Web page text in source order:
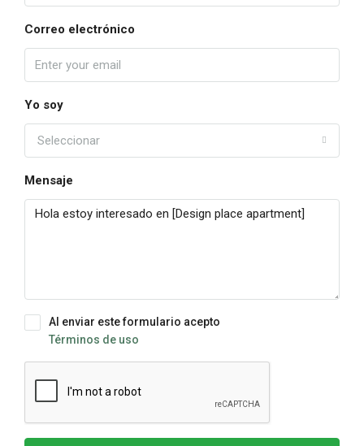
Correo electrónico
Yo soy
Seleccionar
Mensaje
Al enviar este formulario acepto
Términos de uso